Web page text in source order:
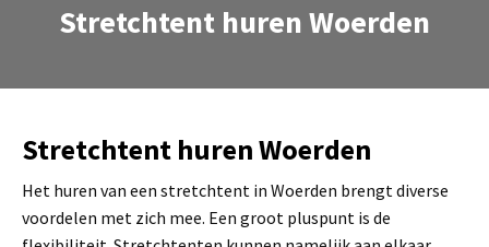
Stretchtent huren Woerden
Stretchtent huren Woerden
Het huren van een stretchtent in Woerden brengt diverse
voordelen met zich mee. Een groot pluspunt is de